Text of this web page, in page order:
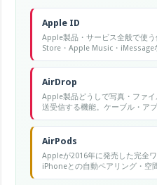
Apple ID
Apple製品・サービス全般で使
Store・Apple Music・iMessage
AirDrop
Apple製品どうしで写真・ファ
送受信する機能。ケーブル・ア
AirPods
Appleが2016年に発売した完全
iPhoneとの自動ペアリング・空